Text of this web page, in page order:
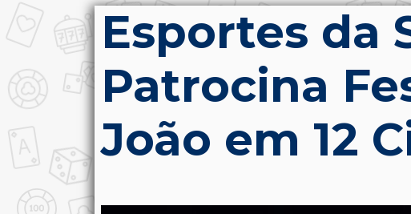
Esportes da
Patrocina
João em 12